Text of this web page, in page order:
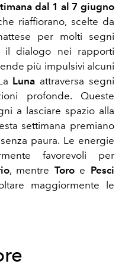
dal 1 al 7 giugno
riaffiorano, scelte da
per molti segni
il dialogo nei rapporti
più impulsivi alcuni
Luna attraversa segni
profonde. Queste
a lasciare spazio alla
settimana premiano
paura. Le energie
favorevoli per
, mentre Toroe Pesci
maggiormente le